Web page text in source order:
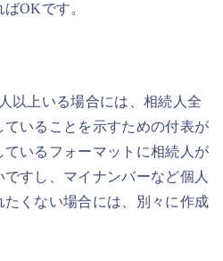
OKです。
以上いる場合には、相続人全
ていることを示すための付表が
いるフォーマットに相続人が
すし、マイナンバーなど個人
くない場合には、別々に作成